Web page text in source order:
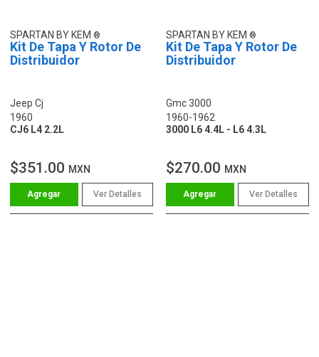
SPARTAN BY KEM
Kit De Tapa Y Rotor De
Distribuidor
Jeep Cj
1960
CJ6 L4 2.2L
$351.00 MXN
Ver Detalles
SPARTAN BY KEM
Kit De Tapa Y Rotor De
Distribuidor
Gmc 3000
1960-1962
3000 L6 4.4L - L6 4.3L
$270.00 MXN
Ver Detalles